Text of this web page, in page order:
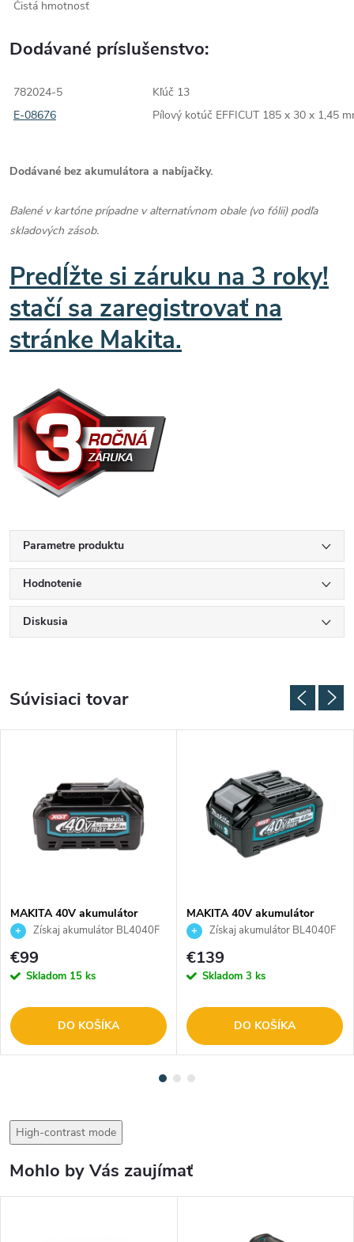
Čistá hmotnosť
Dodávané príslušenstvo:
782024-5
Kľúč 13
E-08676
Pílový kotúč EFFICUT 185 x 30 x 1,45
Dodávané bez akumulátora a nabíjačky.
Balené v kartóne prípadne v alternatívnom obale (vo fólii) podľa
skladových zásob.
Predĺžte si záruku na 3 roky!
stačí sa zaregistrovať na
stránke Makita.
Parametre produktu
Hodnotenie
Diskusia
Súvisiaci tovar
MAKITA 40V akumulátor
BL4025 2,5Ah /191B36-3/
Získaj akumulátor BL4040F
ZADARMO
€99
Skladom 15 ks
DO KOŠÍKA
MAKITA 40V akumulátor
BL4040 4Ah /191B26-6,
Získaj akumulátor BL4040F
ZADARMO
€139
Skladom 3 ks
DO KOŠÍKA
High-contrast mode
Mohlo by Vás zaujímať